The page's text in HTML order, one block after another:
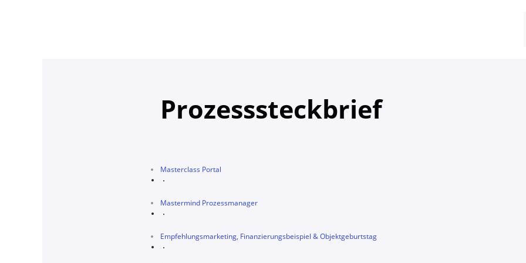
Prozesssteckbrief
Masterclass Portal
Mastermind Prozessmanager
Empfehlungsmarketing, Finanzierungsbeispiel & Objektgeburtstag